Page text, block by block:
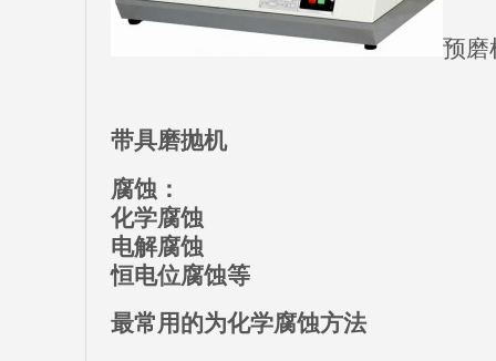
预磨
带具磨抛机
腐蚀：
化学腐蚀
电解腐蚀
恒电位腐蚀等
最常用的为化学腐蚀方法